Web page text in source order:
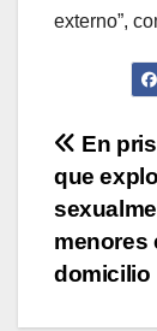
externo”,
de
En
que
menores
domicilio